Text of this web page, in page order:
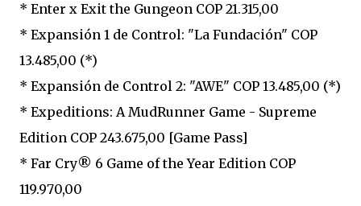
* Enter x Exit the Gungeon COP 21.315,00
* Expansión 1 de Control: "La Fundación" COP
13.485,00 (*)
* Expansión de Control 2: "AWE" COP 13.485,00 (*)
* Expeditions: A MudRunner Game - Supreme
Edition COP 243.675,00 [Game Pass]
* Far Cry® 6 Game of the Year Edition COP
119.970,00